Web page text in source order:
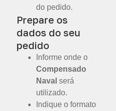
do pedido.
Prepare os
dados do seu
pedido
Informe onde o
Compensado
Naval será
utilizado.
Indique o formato